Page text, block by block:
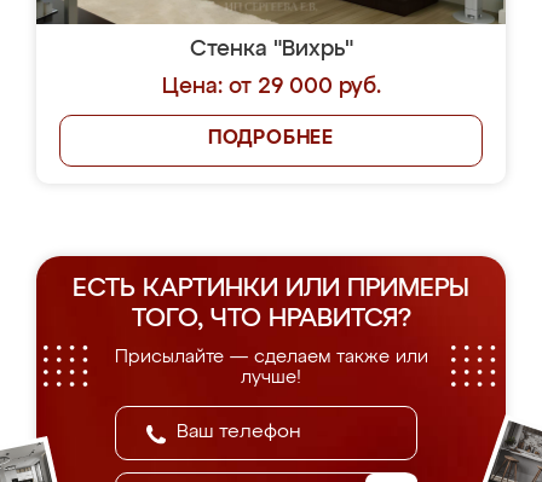
Стенка "Вихрь"
Цена: от 29 000 руб.
ПОДРОБНЕЕ
ЕСТЬ КАРТИНКИ ИЛИ ПРИМЕРЫ
ТОГО, ЧТО НРАВИТСЯ?
Присылайте — сделаем также или
лучше!